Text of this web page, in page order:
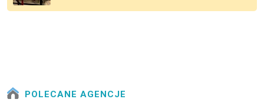
POLECANE AGENCJE